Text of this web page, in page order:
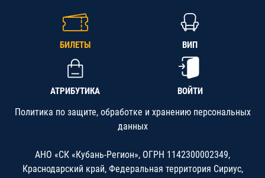
БИЛЕТЫ ВИП
АТРИБУТИКА ВОЙТИ
Политика по защите, обработке и хранению персональных
данных
АНО «СК «Кубань-Регион», ОГРН 1142300002349,
Краснодарский край, Федеральная территория Сириус,